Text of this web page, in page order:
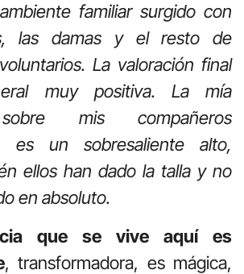
familiar surgido con
las damas y el resto de
La valoración final
muy positiva. La mía
mis compañeros
es un sobresaliente alto,
ellos han dado la talla y no
en absoluto.
que se vive aquí es
, transformadora, es mágica,